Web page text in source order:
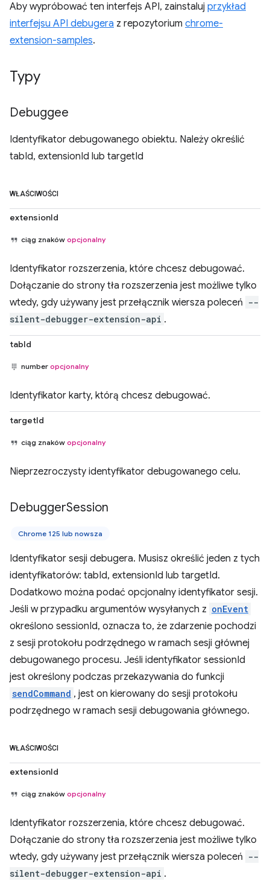
Aby wypróbować ten interfejs API, zainstaluj przykład
interfejsu API debugera z repozytorium chrome-
extension-samples.
Typy
Debuggee
Identyfikator debugowanego obiektu. Należy określić
tabId, extensionId lub targetId
WŁAŚCIWOŚCI
extensionId
ciąg znaków opcjonalny
Identyfikator rozszerzenia, które chcesz debugować.
Dołączanie do strony tła rozszerzenia jest możliwe tylko
wtedy, gdy używany jest przełącznik wiersza poleceń --
silent-debugger-extension-api .
tabId
number opcjonalny
Identyfikator karty, którą chcesz debugować.
targetId
ciąg znaków opcjonalny
Nieprzezroczysty identyfikator debugowanego celu.
DebuggerSession
Chrome 125 lub nowsza
Identyfikator sesji debugera. Musisz określić jeden z tych
identyfikatorów: tabId, extensionId lub targetId.
Dodatkowo można podać opcjonalny identyfikator sesji.
Jeśli w przypadku argumentów wysyłanych z onEvent
określono sessionId, oznacza to, że zdarzenie pochodzi
z sesji protokołu podrzędnego w ramach sesji głównej
debugowanego procesu. Jeśli identyfikator sessionId
jest określony podczas przekazywania do funkcji
sendCommand , jest on kierowany do sesji protokołu
podrzędnego w ramach sesji debugowania głównego.
WŁAŚCIWOŚCI
extensionId
ciąg znaków opcjonalny
Identyfikator rozszerzenia, które chcesz debugować.
Dołączanie do strony tła rozszerzenia jest możliwe tylko
wtedy, gdy używany jest przełącznik wiersza poleceń --
silent-debugger-extension-api .